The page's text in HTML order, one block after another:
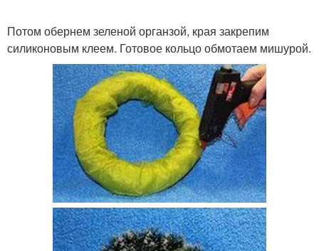
Потом обернем зеленой органзой, края закрепим
силиконовым клеем. Готовое кольцо обмотаем мишурой.